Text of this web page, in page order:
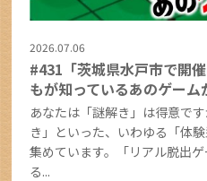
2026.07.06
#431「茨城県水戸市で開
もが知っているあのゲーム
あなたは「謎解き」は得意で
き」といった、いわゆる「体
集めています。「リアル脱出
る...